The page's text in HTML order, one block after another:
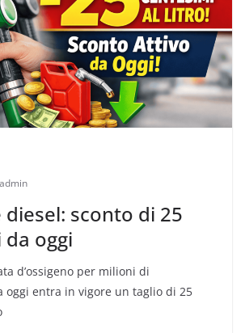
admin
diesel: sconto di 25
oggi
d’ossigeno per milioni di
oggi entra in vigore un taglio di 25